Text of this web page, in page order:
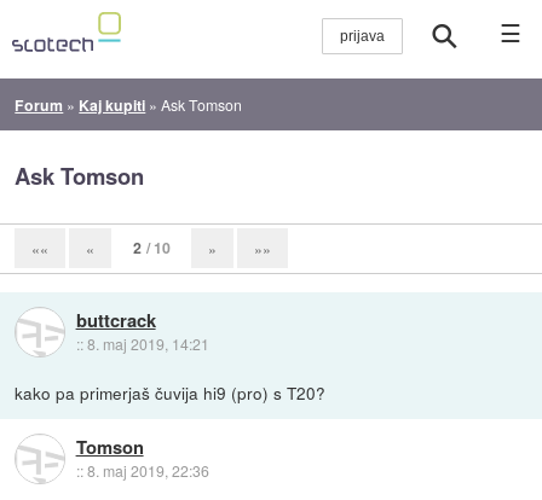
☰
Forum » Kaj kupiti »Ask Tomson
Ask Tomson
«« « 2 / 10 » »»
buttcrack
::8. maj 2019, 14:21
kako pa primerjaš čuvija hi9 (pro) s T20?
Tomson
::8. maj 2019, 22:36